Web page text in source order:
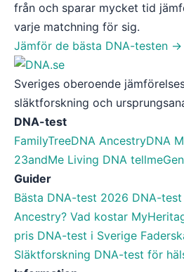
från och sparar mycket tid
varje matchning för sig.
Jämför de bästa DNA-testen →
Sveriges oberoende
släktforskning och
DNA-test
FamilyTreeDNA AncestryDNA
23andMe Living DNA tellmeGen
Guider
Bästa DNA-test 2026 DNA-
Ancestry? Vad kostar
pris DNA-test i Sverige
Släktforskning DNA-test för